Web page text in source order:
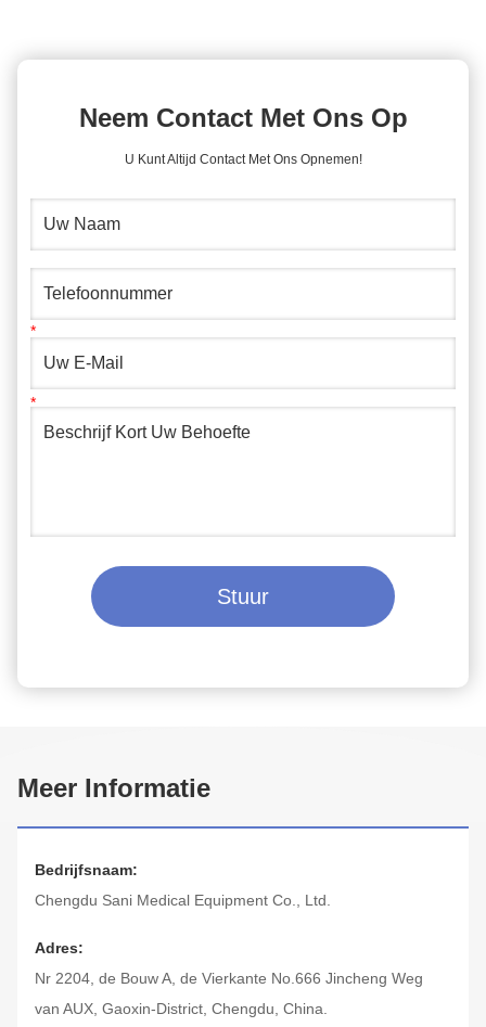
Neem Contact Met Ons Op
U Kunt Altijd Contact Met Ons Opnemen!
Stuur
Meer Informatie
Bedrijfsnaam:
Chengdu Sani Medical Equipment Co., Ltd.
Adres:
Nr 2204, de Bouw A, de Vierkante No.666 Jincheng Weg
van AUX, Gaoxin-District, Chengdu, China.